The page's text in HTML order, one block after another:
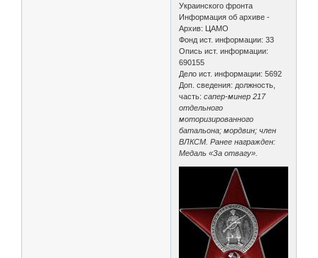
Украинского фронта
Информация об архиве -
Архив: ЦАМО
Фонд ист. информации: 33
Опись ист. информации:
690155
Дело ист. информации: 5692
Доп. сведения: должность,
часть:сапер-минер 217
отдельного
моторизированного
батальона; мордвин; член
ВЛКСМ. Ранее награжден:
Медаль «За отвагу».